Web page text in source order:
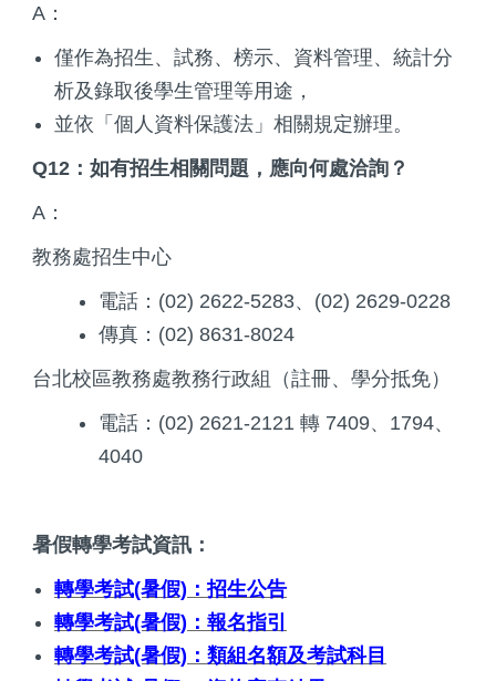
A：
僅作為招生、試務、榜示、資料管理、統計分
析及錄取後學生管理等用途，
並依「個人資料保護法」相關規定辦理。
Q12：如有招生相關問題，應向何處洽詢？
A：
教務處招生中心
電話：(02) 2622-5283、(02) 2629-0228
傳真：(02) 8631-8024
台北校區教務處教務行政組（註冊、學分抵免）
電話：(02) 2621-2121 轉 7409、1794、
4040
暑假轉學考試資訊：
轉學考試(暑假)：招生公告
轉學考試(暑假)：報名指引
轉學考試(暑假)：類組名額及考試科目